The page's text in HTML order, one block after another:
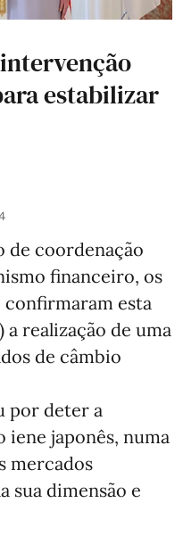
intervenção
estabilizar
de coordenação
financeiro, os
confirmaram esta
realização de uma
de câmbio
por deter a
iene japonês, numa
mercados
sua dimensão e